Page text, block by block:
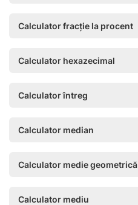
Calculator fracție la procent
Calculator hexazecimal
Calculator întreg
Calculator median
Calculator medie geometrică
Calculator mediu